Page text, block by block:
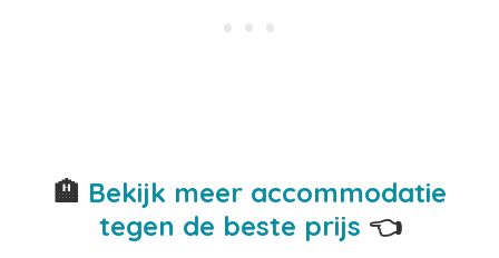
🏨 Bekijk meer accommodatie
tegen de beste prijs 👈